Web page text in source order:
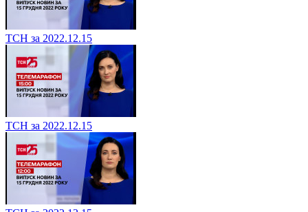
ТСН за 2022.12.15
ТСН за 2022.12.15